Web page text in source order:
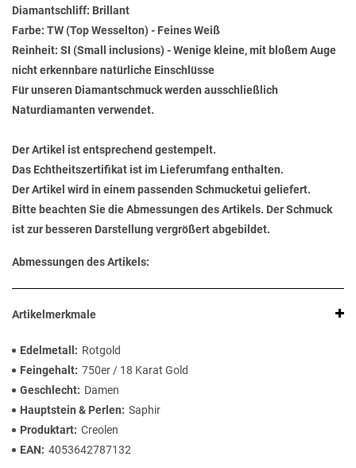
Diamantschliff: Brillant
Farbe: TW (Top Wesselton) - Feines Weiß
Reinheit: SI (Small inclusions) - Wenige kleine, mit bloßem Auge
nicht erkennbare natürliche Einschlüsse
Für unseren Diamantschmuck werden ausschließlich
Naturdiamanten verwendet.
Der Artikel ist entsprechend gestempelt.
Das Echtheitszertifikat ist im Lieferumfang enthalten.
Der Artikel wird in einem passenden Schmucketui geliefert.
Bitte beachten Sie die Abmessungen des Artikels. Der Schmuck
ist zur besseren Darstellung vergrößert abgebildet.
Abmessungen des Artikels:
Artikelmerkmale
Edelmetall
Rotgold
Feingehalt 750er / 18 Karat Gold
Geschlecht
Damen
Hauptstein & Perlen
Saphir
Produktart Creolen
EAN
4053642787132